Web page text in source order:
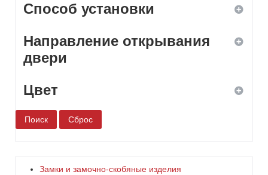
Способ установки
ввертной
Направление открывания
двери
левое
правое
Цвет
белый
Замки и замочно-скобяные изделия